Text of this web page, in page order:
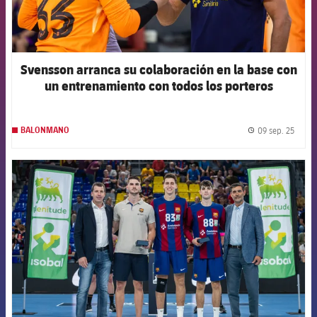
Svensson arranca su colaboración en la base con
un entrenamiento con todos los porteros
BALONMANO 09 sep. 25
FCB Barcelona badge